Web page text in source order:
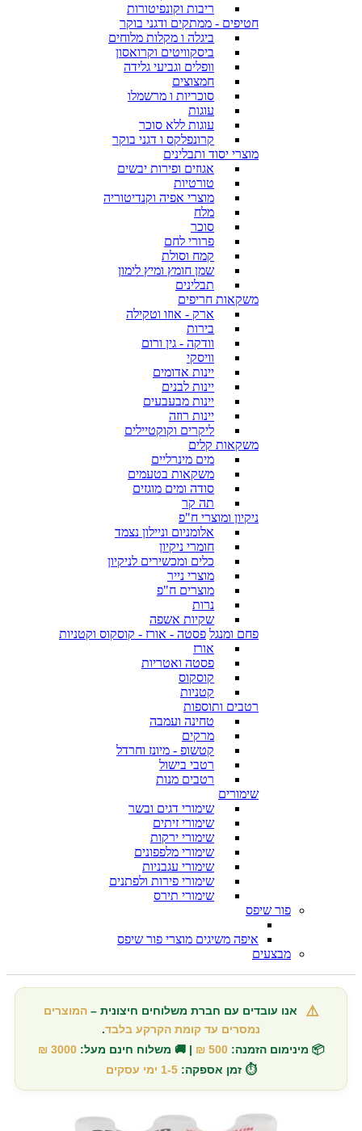
ריבות וקונפיטורות
חטיפים - ממתקים ודגני בוקר
ביגלה ו מקלות מלוחים
ביסקוויטים וקרואסון
וופלים וגביעי גלידה
חמצוצים
סוכריות ו מרשמלו
עוגות
עוגות ללא סוכר
קרונפלקס ו דגני בוקר
מוצרי יסוד ותבלינים
אגוזים ופירות יבשים
טורטיות
מוצרי אפיה וקנדיטוריה
מלח
סוכר
פרורי לחם
קמח וסולת
שמן חומץ ומיץ לימון
תבלינים
משקאות חריפים
ארק - אוזו וטקילה
בירות
וודקה - גין ורום
וויסקי
יינות אדומים
יינות לבנים
יינות מבעבעים
יינות רוזה
ליקרים וקוקטיילים
משקאות קלים
מים מינרליים
משקאות בטעמים
סודה ומים מוגזים
תה קר
ניקיון ומוצרי ח"פ
אלומניום וניילון נצמד
חומרי ניקיון
כלים ומכשירים לניקיון
מוצרי נייר
מוצרים ח"פ
נרות
שקיות אשפה
פחם ומנגל פסטה - אורז - קוסקוס וקטניות
אורז
פסטה ואטריות
קוסקוס
קטניות
רטבים ותוספות
טחינה ועמבה
מרקים
קטשופ - מיונז וחרדל
רטבי בישול
רטבים מנות
שימורים
שימורי דגים ובשר
שימורי זיתים
שימורי ירקות
שימורי מלפפונים
שימורי עגבניות
שימורי פירות ולפתנים
שימורי תירס
פור שיפס
איפה משיגים מוצרי פור שיפס
מבצעים
⚠️ אנו עובדים עם חברת משלוחים חיצונית –המוצרים
נמסרים עד קומת הקרקע בלבד.
📦 מינימום הזמנה: 500 ₪ | 🚚 משלוח חינם מעל: 3000 ₪
⏱️ זמן אספקה: 1-5 ימי עסקים